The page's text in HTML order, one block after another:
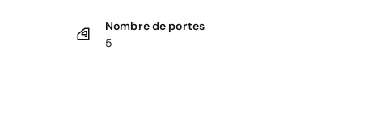
Nombre de portes
5